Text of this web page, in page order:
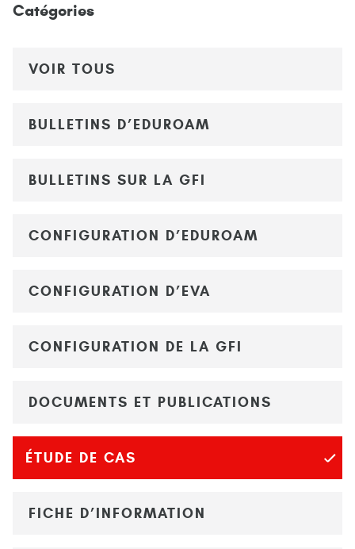
Catégories
VOIR TOUS
BULLETINS D’EDUROAM
BULLETINS SUR LA GFI
CONFIGURATION D’EDUROAM
CONFIGURATION D’EVA
CONFIGURATION DE LA GFI
DOCUMENTS ET PUBLICATIONS
ÉTUDE DE CAS
FICHE D’INFORMATION